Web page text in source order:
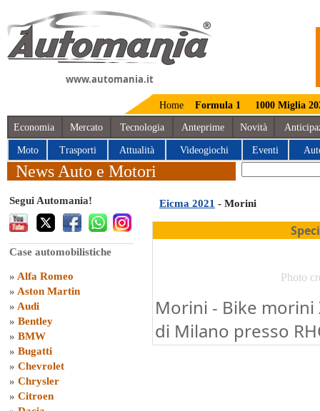
www.automania.it
Home Formula 1 1000 Miglia
Economia Mercato Tecnologia Anteprime Novità
Moto Trasporti Attualità Videogiochi Eventi
News Auto e Motori
Segui Automania!
Case automobilistiche
» Alfa Romeo
» Aston Martin
» Audi
» Bentley
» BMW
» Bugatti
» Chevrolet
» Chrysler
» Citroen
Eicma 2021 - Morini
Photo
Morini - Bike morini
di Milano presso